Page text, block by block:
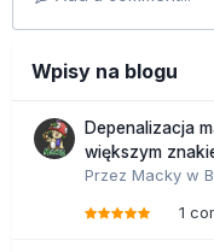
Wpisy na blogu
Depenalizacja
większym
Przez Macky w
1